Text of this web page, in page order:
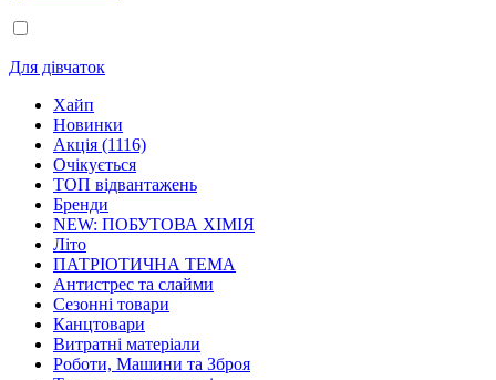
Для дівчаток
Хайп
Новинки
Акція (1116)
Очікується
ТОП відвантажень
Бренди
NEW: ПОБУТОВА ХІМІЯ
Літо
ПАТРІОТИЧНА ТЕМА
Антистрес та слайми
Сезонні товари
Канцтовари
Витратні матеріали
Роботи, Машини та Зброя